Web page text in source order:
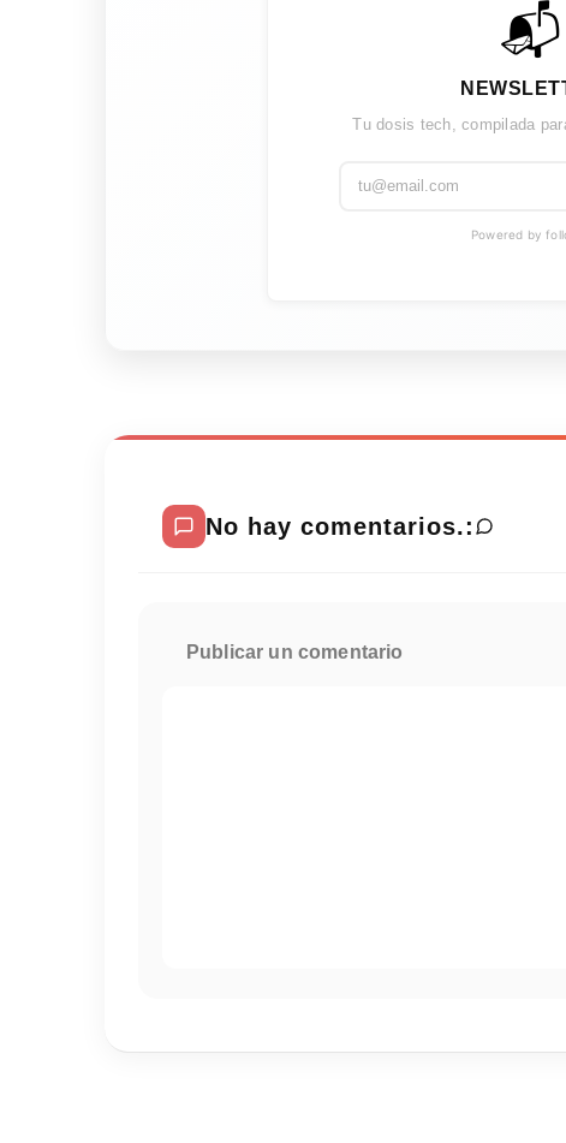
📬
Tu dosis tech, compilada
Powered by
No hay comentarios.:
Publicar un comentario